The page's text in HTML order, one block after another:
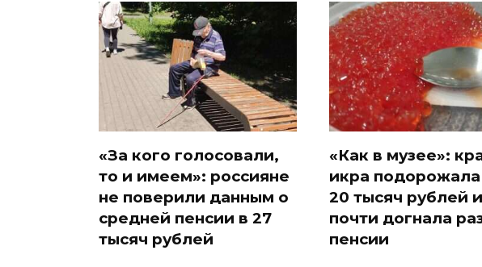
«За кого голосовали,
то и имеем»: россияне
не поверили данным о
средней пенсии в 27
тысяч рублей
«Как в музее»:
икра
20 тысяч рублей и
почти догнала
пенсии